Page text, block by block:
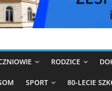
RODZICE
SPORT 80-LECIE